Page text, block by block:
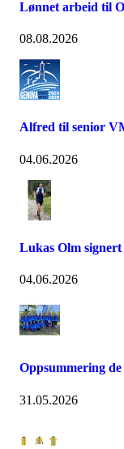
Lønnet arbeid til
08.08.2026
Alfred til senior
04.06.2026
Lukas Olm
04.06.2026
Oppsummering de
31.05.2026